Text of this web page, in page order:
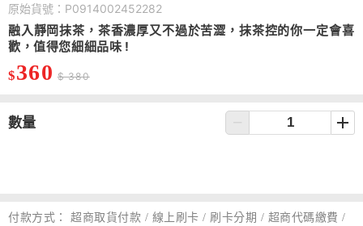
原始貨號：P0914002452282
融入靜岡抹茶，茶香濃厚又不過於苦澀，抹茶控的你一定會喜
歡，值得您細細品味 !
$360 $ 380
數量
付款方式：
超商取貨付款 / 線上刷卡 / 刷卡分期 / 超商代碼繳費 /